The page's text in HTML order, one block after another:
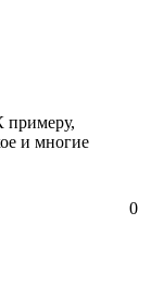
примеру,
и многие
0